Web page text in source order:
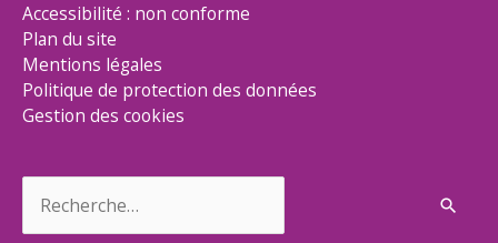
Accessibilité : non conforme
Plan du site
Mentions légales
Politique de protection des données
Gestion des cookies